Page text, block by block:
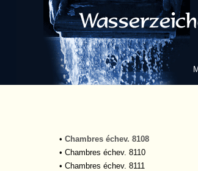
•Chambres échev. 7316
•Chambres échev. 7319
•Chambres échev. 7354
•Chambres échev. 7360
•Chambres échev. 7714
•Chambres échev. 7715
•Chambres échev. 8105
• Chambres échev. 8108
• Chambres échev. 8110
• Chambres échev. 8111